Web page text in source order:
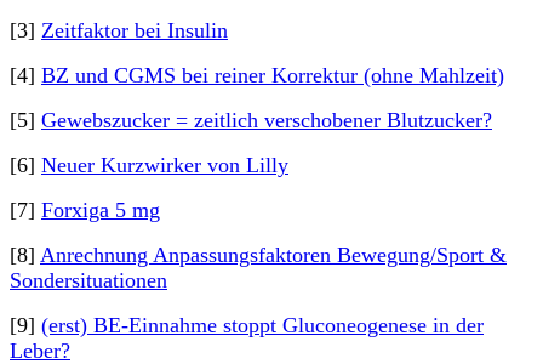
[3] Zeitfaktor bei Insulin
[4] BZ und CGMS bei reiner Korrektur (ohne Mahlzeit)
[5] Gewebszucker = zeitlich verschobener Blutzucker?
[6] Neuer Kurzwirker von Lilly
[7] Forxiga 5 mg
[8] Anrechnung Anpassungsfaktoren Bewegung/Sport &
Sondersituationen
[9] (erst) BE-Einnahme stoppt Gluconeogenese in der
Leber?